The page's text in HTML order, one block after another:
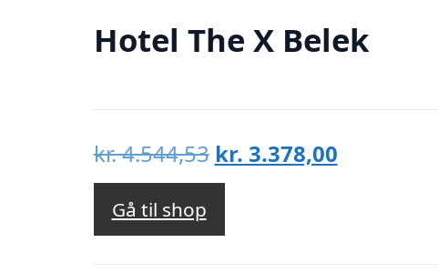
Hotel The X Belek
kr.4.544,53 Den
oprindelige
var:
kr. 3.378,00Den
Gå til shop